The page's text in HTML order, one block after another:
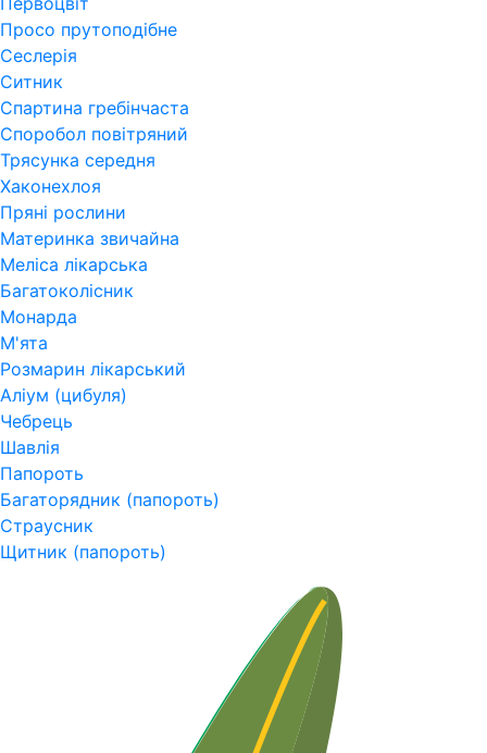
Просо прутоподібне
Сеслерія
Ситник
Спартина гребінчаста
Споробол повітряний
Трясунка середня
Хаконехлоя
Пряні рослини
Материнка звичайна
Меліса лікарська
Багатоколісник
Монарда
М'ята
Розмарин лікарський
Аліум (цибуля)
Чебрець
Шавлія
Папороть
Багаторядник (папороть)
Страусник
Щитник (папороть)